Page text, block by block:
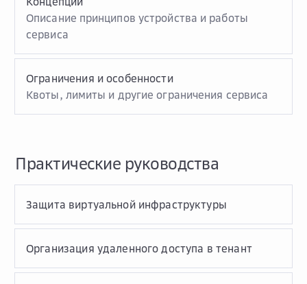
Описание принципов устройства и работы
сервиса
Ограничения и особенности
Квоты, лимиты и другие ограничения сервиса
Практические руководства
Защита виртуальной инфраструктуры
Организация удаленного доступа в тенант